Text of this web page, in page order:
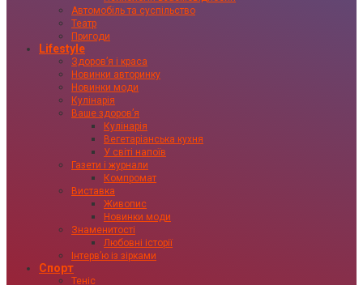
Автомобіль та суспільство
Театр
Пригоди
Lifestyle
Здоровʼя і краса
Новинки авторинку
Новинки моди
Кулінарія
Ваше здоровʼя
Кулінарія
Вегетаріанська кухня
У світі напоїв
Газети і журнали
Компромат
Виставка
Живопис
Новинки моди
Знаменитості
Любовні історії
Інтервʼю із зірками
Спорт
Теніс